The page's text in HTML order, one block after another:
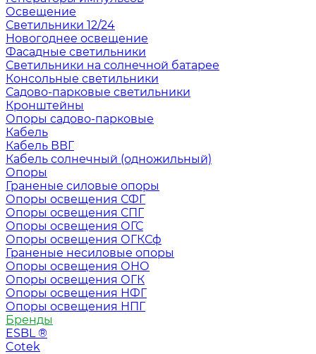
Освещение
Светильники 12/24
Новогоднее освещение
Фасадные светильники
Светильники на солнечной батарее
Консольные светильники
Садово-парковые светильники
Кронштейны
Опоры садово-парковые
Кабель
Кабель ВВГ
Кабель солнечный (одножильный)
Опоры
Граненые силовые опоры
Опоры освещения СФГ
Опоры освещения СПГ
Опоры освещения ОГС
Опоры освещения ОГКСф
Граненые несиловые опоры
Опоры освещения ОНО
Опоры освещения ОГК
Опоры освещения НФГ
Опоры освещения НПГ
Бренды
ESBL ®
Cotek